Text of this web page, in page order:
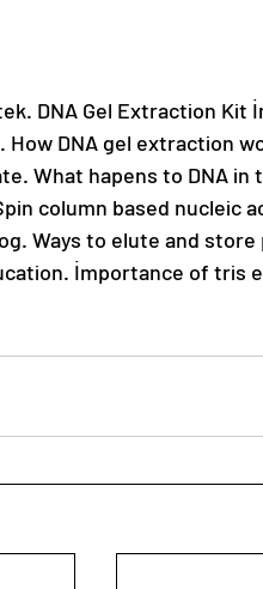
DNA Gel Extraction Kit
How DNA gel extraction
What hapens to DNA
column based nucleic
Ways to elute and
İmportance of tris